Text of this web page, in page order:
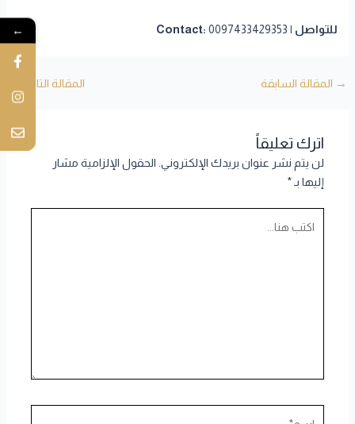
للتواصل | Contact: 0097433429353
→ المقالة السابقة المقالة التالية
اترك تعليقاً
لن يتم نشر عنوان بريدك الإلكتروني. الحقول الإلزامية مشار
إليها بـ*
←